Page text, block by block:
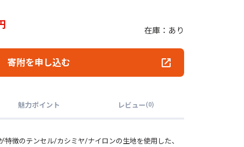
在庫：あり
寄附を申し込む
魅力ポイント レビュー(0)
特徴のテンセル/カシミヤ/ナイロンの生地を使用した、